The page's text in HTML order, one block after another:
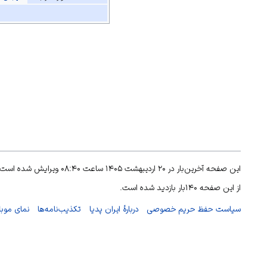
این صفحه آخرین‌بار در ۲۰ اردیبهشت ۱۴۰۵ ساعت ۰۸:۴۰ ویرایش شده است.
از این صفحه ۱۴۰بار بازدید شده است.
سیاست حفظ حریم خصوصی دربارهٔ ایران پدیا تکذیب‌نامه‌ها نمای